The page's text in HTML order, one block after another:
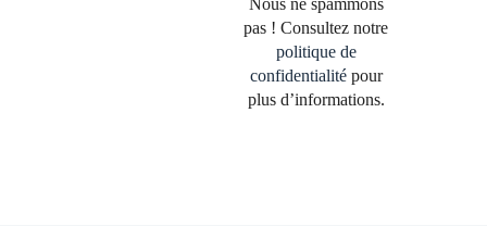
Nous ne spammons
pas ! Consultez notre
politique de
confidentialitépour
plus d’informations.